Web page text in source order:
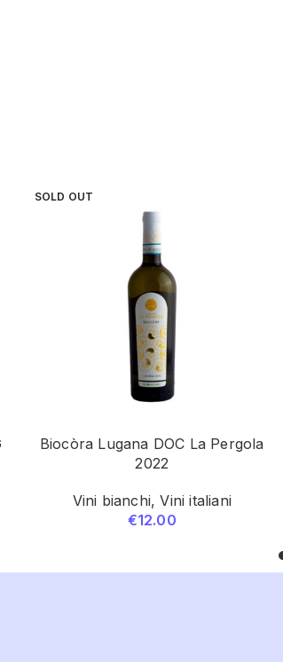
SOLD OUT
Biocòra Lugana DOC La Pergola
2022
Vini bianchi,Vini italiani
€12.00